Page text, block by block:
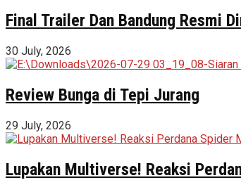
Final Trailer Dan Bandung Resmi
30 July, 2026
Review Bunga di Tepi Jurang
29 July, 2026
Lupakan Multiverse! Reaksi